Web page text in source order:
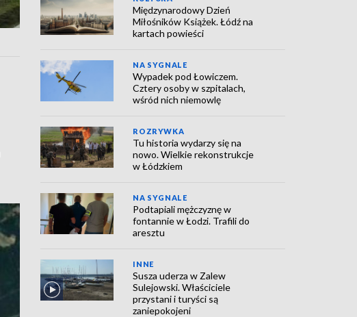
Międzynarodowy Dzień
Miłośników Książek. Łódź na
kartach powieści
NA SYGNALE
Wypadek pod Łowiczem.
Cztery osoby w szpitalach,
wśród nich niemowlę
ROZRYWKA
Tu historia wydarzy się na
nowo. Wielkie rekonstrukcje
w Łódzkiem
NA SYGNALE
Podtapiali mężczyznę w
fontannie w Łodzi. Trafili do
aresztu
INNE
Susza uderza w Zalew
Sulejowski. Właściciele
przystani i turyści są
zaniepokojeni